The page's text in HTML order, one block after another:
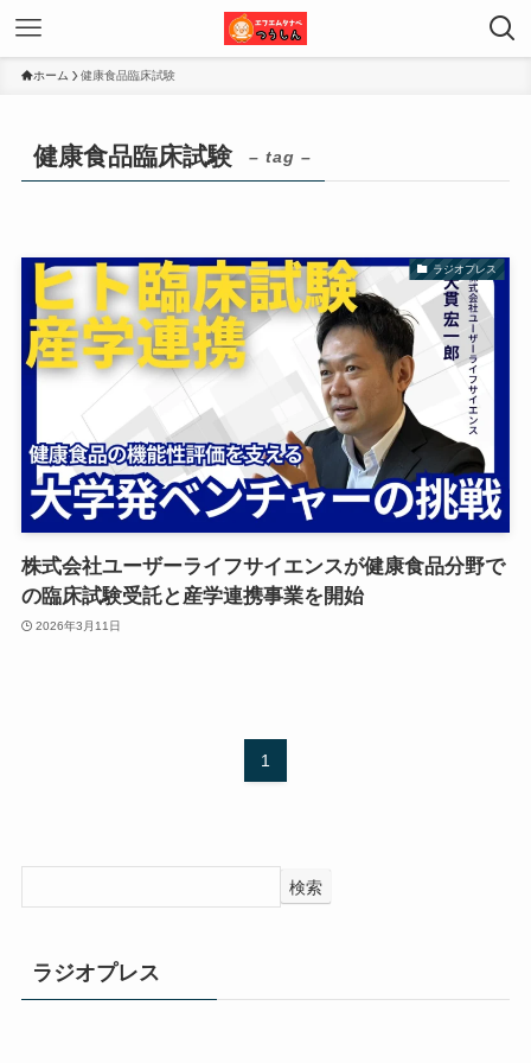
ホーム 健康食品臨床試験
健康食品臨床試験 – tag –
ラジオプレス
株式会社ユーザーライフサイエンスが健康食品分野で
の臨床試験受託と産学連携事業を開始
2026年3月11日
1
検索
ラジオプレス